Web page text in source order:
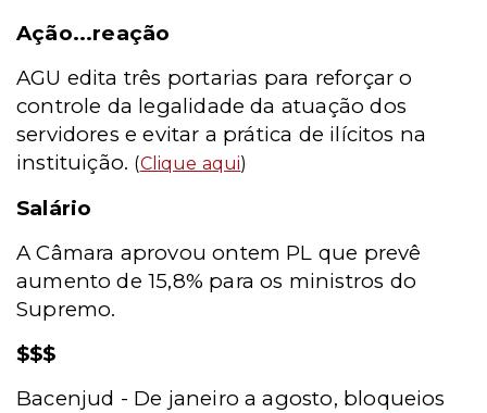
Ação...reação
AGU edita três portarias para reforçar o
controle da legalidade da atuação dos
servidores e evitar a prática de ilícitos na
instituição. (Clique aqui)
Salário
A Câmara aprovou ontem PL que prevê
aumento de 15,8% para os ministros do
Supremo.
$$$
Bacenjud - De janeiro a agosto, bloqueios